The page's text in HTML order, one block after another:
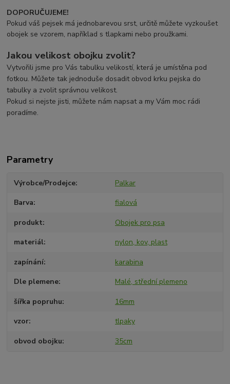
DOPORUČUJEME!
Pokud váš pejsek má jednobarevou srst, určitě můžete vyzkoušet
obojek se vzorem, například s tlapkami nebo proužkami.
Jakou velikost obojku zvolit?
Vytvořili jsme pro Vás tabulku velikostí, která je umístěna pod
fotkou. Můžete tak jednoduše dosadit obvod krku pejska do
tabulky a zvolit správnou velikost.
Pokud si nejste jisti, můžete nám napsat a my Vám moc rádi
poradíme.
Parametry
Výrobce/Prodejce Palkar
Barva fialová
produkt Obojek pro psa
materiál nylon, kov, plast
zapínání karabina
Dle plemene Malé, střední plemeno
šířka popruhu 16mm
vzor tlpaky
obvod obojku 35cm